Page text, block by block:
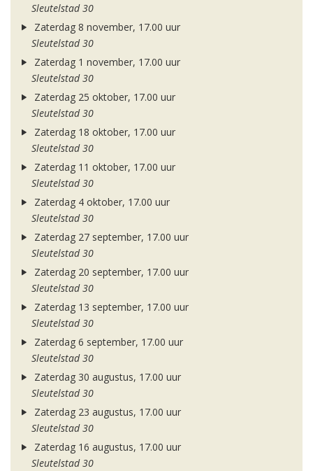
Sleutelstad 30
Zaterdag 8 november, 17.00 uur
Sleutelstad 30
Zaterdag 1 november, 17.00 uur
Sleutelstad 30
Zaterdag 25 oktober, 17.00 uur
Sleutelstad 30
Zaterdag 18 oktober, 17.00 uur
Sleutelstad 30
Zaterdag 11 oktober, 17.00 uur
Sleutelstad 30
Zaterdag 4 oktober, 17.00 uur
Sleutelstad 30
Zaterdag 27 september, 17.00 uur
Sleutelstad 30
Zaterdag 20 september, 17.00 uur
Sleutelstad 30
Zaterdag 13 september, 17.00 uur
Sleutelstad 30
Zaterdag 6 september, 17.00 uur
Sleutelstad 30
Zaterdag 30 augustus, 17.00 uur
Sleutelstad 30
Zaterdag 23 augustus, 17.00 uur
Sleutelstad 30
Zaterdag 16 augustus, 17.00 uur
Sleutelstad 30